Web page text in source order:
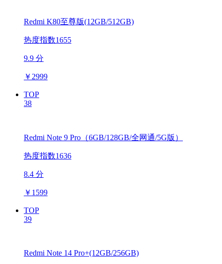
Redmi K80至尊版(12GB/512GB)
热度指数1655
9.9 分
￥ 2999
TOP
38
Redmi Note 9 Pro（6GB/128GB/全网通/5G版）
热度指数1636
8.4 分
￥ 1599
TOP
39
Redmi Note 14 Pro+(12GB/256GB)